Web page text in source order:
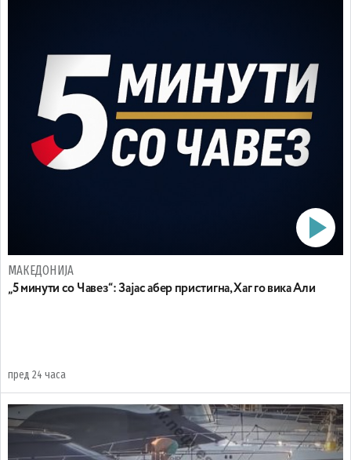
МАКЕДОНИЈА
„5 минути со Чавез“: Зајас абер пристигна, Хаг го вика Али
пред 24 часа